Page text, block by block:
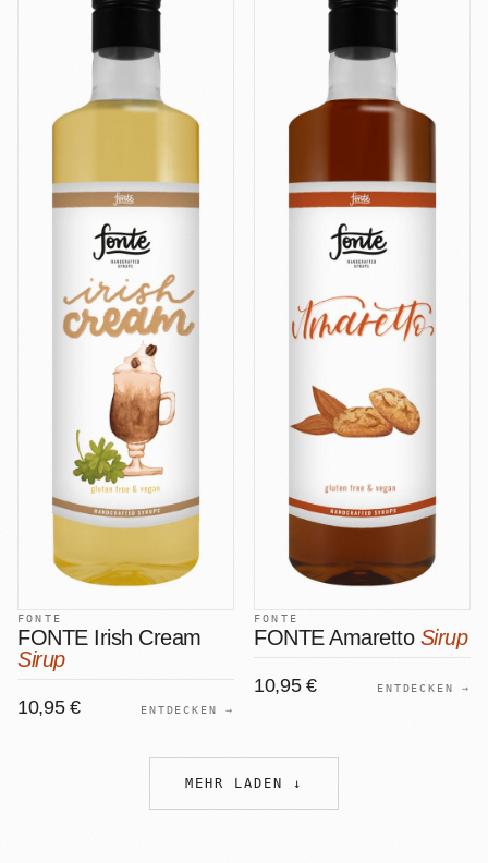
FONTE
FONTE Irish Cream
Sirup
10,95 € ENTDECKEN →
FONTE
FONTE Amaretto Sirup
10,95 € ENTDECKEN →
MEHR LADEN ↓